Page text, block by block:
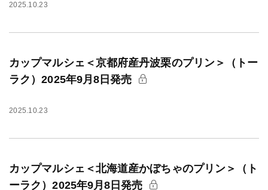
2025.10.23
カップマルシェ＜京都府産丹波栗のプリン＞（トー
ラク）2025年9月8日発売
2025.10.23
カップマルシェ＜北海道産かぼちゃのプリン＞（ト
ーラク）2025年9月8日発売